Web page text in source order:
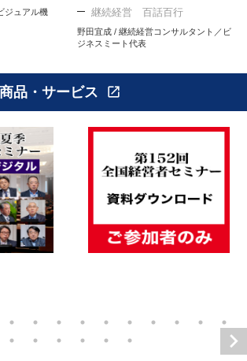
ジュアル機
継続経営 百話百行
野田宜成 / 継続経営コンサルタント／ビ
ジネスミート代表
品・サービス open_in_new